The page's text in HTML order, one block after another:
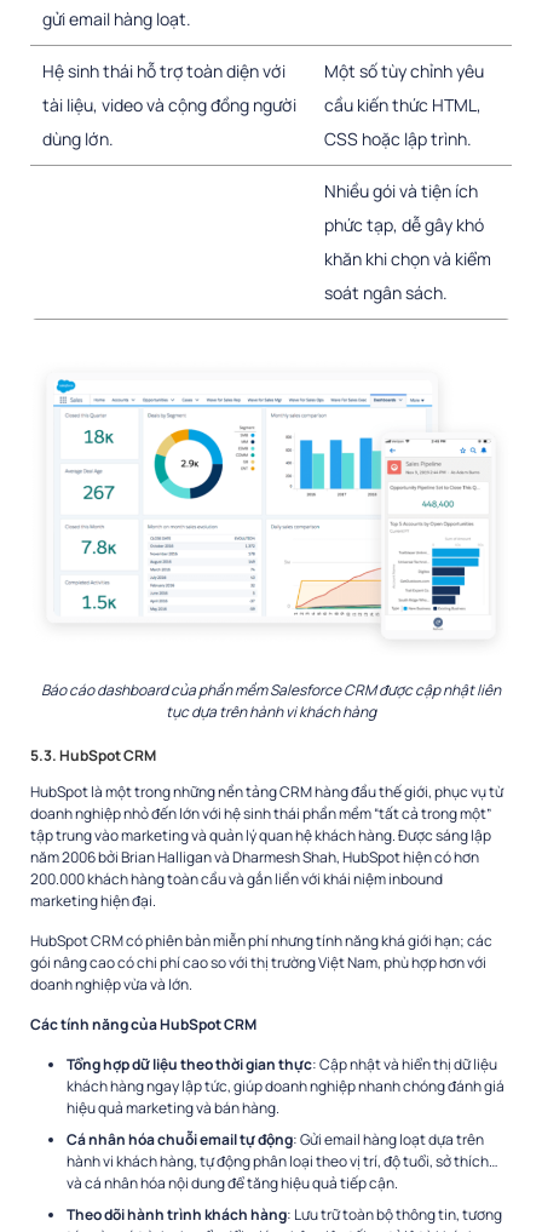
gửi email hàng loạt.
Hệ sinh thái hỗ trợ toàn diện với
tài liệu, video và cộng đồng người
dùng lớn.
Một số tùy chỉnh yêu
cầu kiến thức HTML,
CSS hoặc lập trình.
Nhiều gói và tiện ích
phức tạp, dễ gây khó
khăn khi chọn và kiểm
soát ngân sách.
Báo cáo dashboard của phần mềm Salesforce CRM được cập nhật liên
tục dựa trên hành vi khách hàng
5.3. HubSpot CRM
HubSpot là một trong những nền tảng CRM hàng đầu thế giới, phục vụ từ
doanh nghiệp nhỏ đến lớn với hệ sinh thái phần mềm “tất cả trong một”
tập trung vào marketing và quản lý quan hệ khách hàng. Được sáng lập
năm 2006 bởi Brian Halligan và Dharmesh Shah, HubSpot hiện có hơn
200.000 khách hàng toàn cầu và gắn liền với khái niệm inbound
marketing hiện đại.
HubSpot CRM có phiên bản miễn phí nhưng tính năng khá giới hạn; các
gói nâng cao có chi phí cao so với thị trường Việt Nam, phù hợp hơn với
doanh nghiệp vừa và lớn.
Các tính năng của HubSpot CRM
Tổng hợp dữ liệu theo thời gian thực: Cập nhật và hiển thị dữ liệu
khách hàng ngay lập tức, giúp doanh nghiệp nhanh chóng đánh giá
hiệu quả marketing và bán hàng.
Cá nhân hóa chuỗi email tự động: Gửi email hàng loạt dựa trên
hành vi khách hàng, tự động phân loại theo vị trí, độ tuổi, sở thích…
và cá nhân hóa nội dung để tăng hiệu quả tiếp cận.
Theo dõi hành trình khách hàng: Lưu trữ toàn bộ thông tin, tương